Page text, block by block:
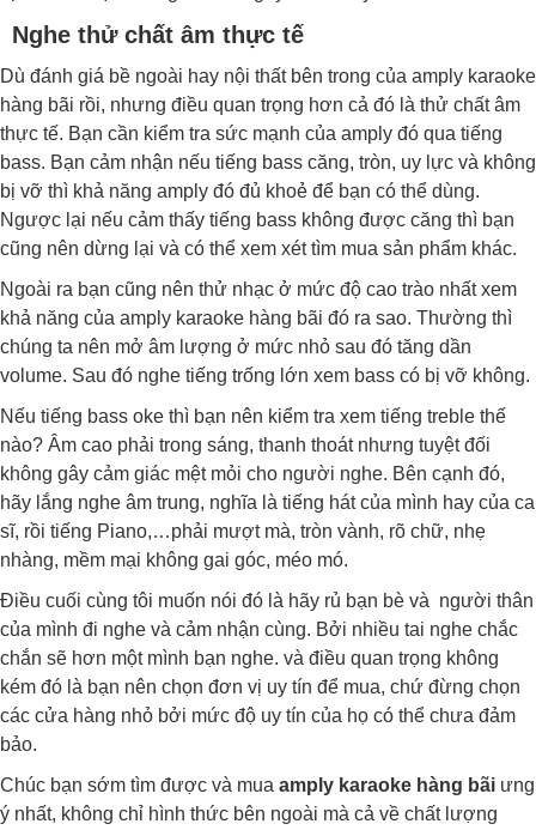
Nghe thử chất âm thực tế
Dù đánh giá bề ngoài hay nội thất bên trong của amply karaoke
hàng bãi rồi, nhưng điều quan trọng hơn cả đó là thử chất âm
thực tế. Bạn cần kiểm tra sức mạnh của amply đó qua tiếng
bass. Bạn cảm nhận nếu tiếng bass căng, tròn, uy lực và không
bị vỡ thì khả năng amply đó đủ khoẻ để bạn có thể dùng.
Ngược lại nếu cảm thấy tiếng bass không được căng thì bạn
cũng nên dừng lại và có thể xem xét tìm mua sản phẩm khác.
Ngoài ra bạn cũng nên thử nhạc ở mức độ cao trào nhất xem
khả năng của amply karaoke hàng bãi đó ra sao. Thường thì
chúng ta nên mở âm lượng ở mức nhỏ sau đó tăng dần
volume. Sau đó nghe tiếng trống lớn xem bass có bị vỡ không.
Nếu tiếng bass oke thì bạn nên kiểm tra xem tiếng treble thế
nào? Âm cao phải trong sáng, thanh thoát nhưng tuyệt đối
không gây cảm giác mệt mỏi cho người nghe. Bên cạnh đó,
hãy lắng nghe âm trung, nghĩa là tiếng hát của mình hay của ca
sĩ, rồi tiếng Piano,…phải mượt mà, tròn vành, rõ chữ, nhẹ
nhàng, mềm mại không gai góc, méo mó.
Điều cuối cùng tôi muốn nói đó là hãy rủ bạn bè và người thân
của mình đi nghe và cảm nhận cùng. Bởi nhiều tai nghe chắc
chắn sẽ hơn một mình bạn nghe. và điều quan trọng không
kém đó là bạn nên chọn đơn vị uy tín để mua, chứ đừng chọn
các cửa hàng nhỏ bởi mức độ uy tín của họ có thể chưa đảm
bảo.
Chúc bạn sớm tìm được và mua amply karaoke hàng bãi ưng
ý nhất, không chỉ hình thức bên ngoài mà cả về chất lượng